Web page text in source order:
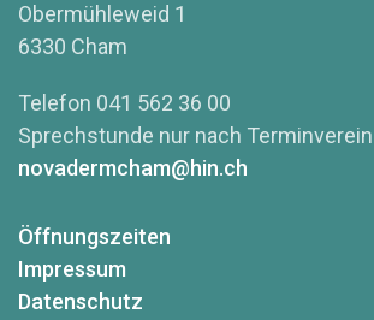
Obermühleweid 1
6330 Cham
Telefon 041 562 36 00
Sprechstunde nur nach
novadermcham@hin.ch
Öffnungszeiten
Impressum
Datenschutz